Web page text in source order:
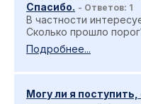
Спасибо. - Ответов: 1
В частности
Сколько прошло
Подробнее...
Могу ли я